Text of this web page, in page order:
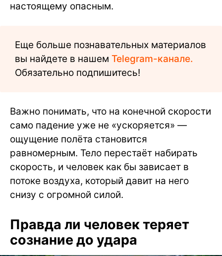
настоящему опасным.
Еще больше познавательных материалов
вы найдете в нашем Telegram-канале.
Обязательно подпишитесь!
Важно понимать, что на конечной скорости
само падение уже не «ускоряется» —
ощущение полёта становится
равномерным. Тело перестаёт набирать
скорость, и человек как бы зависает в
потоке воздуха, который давит на него
снизу с огромной силой.
Правда ли человек теряет
сознание до удара